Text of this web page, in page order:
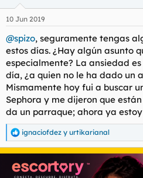
e
:
10 Jun 2019
@spizo, seguramente tengas
estos días. ¿Hay algún asunto
especialmente? La ansiedad
día, ¿a quien no le ha dado un
Mismamente hoy fui a buscar
Sephora y me dijeron que
da un parraque; ahora ya
R
e
a
c
c
ignaciofdez y urtikarianal